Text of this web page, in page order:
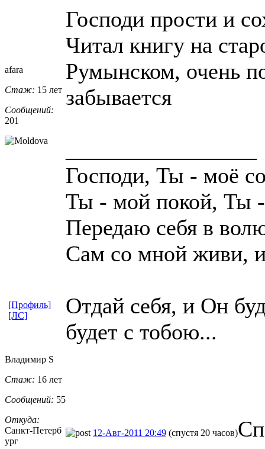
afara
Стаж: 15 лет
Сообщений:
201
Господи прости и
Читал книгу на
Румынском, очень
забывается
Господи, Ты - моё
Ты - мой покой, Ты
Передаю себя в
Сам со мной живи,
Отдай себя, и Он
будет с тобою...
[Профиль]
[ЛС]
Владимир S
Стаж: 16 лет
Сообщений: 55
Откуда:
Санкт-Петерб
ург
12-Авг-2011 20:49 (спустя 20 часов)